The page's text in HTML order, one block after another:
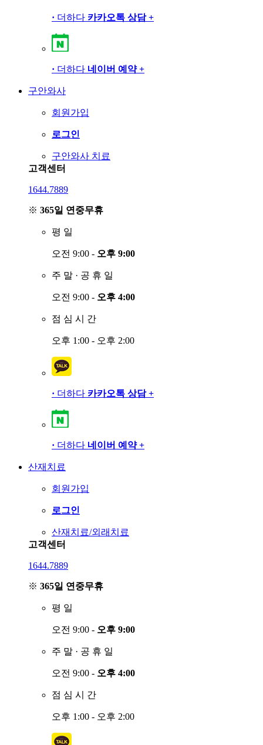
· 더하다 카카오톡 상담 +
· 더하다 네이버 예약 +
구안와사
회원가입
로그인
구안와사 치료
고객센터
1644.7889
※ 365일 연중무휴
평 일
오전 9:00 - 오후 9:00
주 말 · 공 휴 일
오전 9:00 - 오후 4:00
점 심 시 간
오후 1:00 - 오후 2:00
· 더하다 카카오톡 상담 +
· 더하다 네이버 예약 +
산재치료
회원가입
로그인
산재치료/외래치료
고객센터
1644.7889
※ 365일 연중무휴
평 일
오전 9:00 - 오후 9:00
주 말 · 공 휴 일
오전 9:00 - 오후 4:00
점 심 시 간
오후 1:00 - 오후 2:00